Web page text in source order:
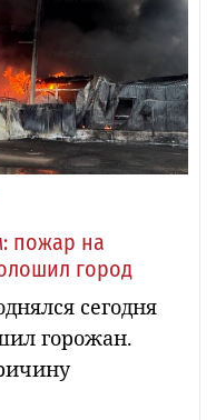
пожар на
город
сегодня
горожан.